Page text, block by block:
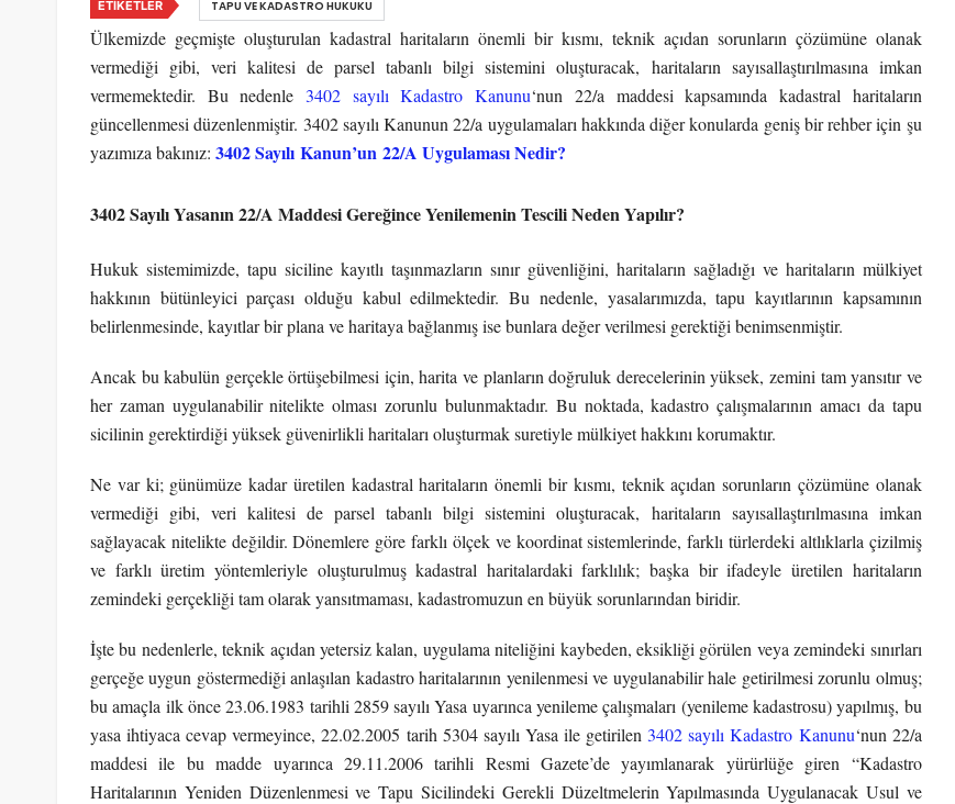
Ülkemizde geçmişte oluşturulan kadastral haritaların önemli bir kısmı, teknik açıdan sorunların çözümüne olanak
vermediği gibi, veri kalitesi de parsel tabanlı bilgi sistemini oluşturacak, haritaların sayısallaştırılmasına imkan
vermemektedir. Bu nedenle 3402 sayılı Kadastro Kanunu‘nun 22/a maddesi kapsamında kadastral haritaların
güncellenmesi düzenlenmiştir. 3402 sayılı Kanunun 22/a uygulamaları hakkında diğer konularda geniş bir rehber için şu
yazımıza bakınız: 3402 Sayılı Kanun’un 22/A Uygulaması Nedir?
3402 Sayılı Yasanın 22/A Maddesi Gereğince Yenilemenin Tescili Neden Yapılır?
Hukuk sistemimizde, tapu siciline kayıtlı taşınmazların sınır güvenliğini, haritaların sağladığı ve haritaların mülkiyet
hakkının bütünleyici parçası olduğu kabul edilmektedir. Bu nedenle, yasalarımızda, tapu kayıtlarının kapsamının
belirlenmesinde, kayıtlar bir plana ve haritaya bağlanmış ise bunlara değer verilmesi gerektiği benimsenmiştir.
Ancak bu kabulün gerçekle örtüşebilmesi için, harita ve planların doğruluk derecelerinin yüksek, zemini tam yansıtır ve
her zaman uygulanabilir nitelikte olması zorunlu bulunmaktadır. Bu noktada, kadastro çalışmalarının amacı da tapu
sicilinin gerektirdiği yüksek güvenirlikli haritaları oluşturmak suretiyle mülkiyet hakkını korumaktır.
Ne var ki; günümüze kadar üretilen kadastral haritaların önemli bir kısmı, teknik açıdan sorunların çözümüne olanak
vermediği gibi, veri kalitesi de parsel tabanlı bilgi sistemini oluşturacak, haritaların sayısallaştırılmasına imkan
sağlayacak nitelikte değildir. Dönemlere göre farklı ölçek ve koordinat sistemlerinde, farklı türlerdeki altlıklarla çizilmiş
ve farklı üretim yöntemleriyle oluşturulmuş kadastral haritalardaki farklılık; başka bir ifadeyle üretilen haritaların
zemindeki gerçekliği tam olarak yansıtmaması, kadastromuzun en büyük sorunlarından biridir.
İşte bu nedenlerle, teknik açıdan yetersiz kalan, uygulama niteliğini kaybeden, eksikliği görülen veya zemindeki sınırları
gerçeğe uygun göstermediği anlaşılan kadastro haritalarının yenilenmesi ve uygulanabilir hale getirilmesi zorunlu olmuş;
bu amaçla ilk önce 23.06.1983 tarihli 2859 sayılı Yasa uyarınca yenileme çalışmaları (yenileme kadastrosu) yapılmış, bu
yasa ihtiyaca cevap vermeyince, 22.02.2005 tarih 5304 sayılı Yasa ile getirilen 3402 sayılı Kadastro Kanunu‘nun 22/a
maddesi ile bu madde uyarınca 29.11.2006 tarihli Resmi Gazete’de yayımlanarak yürürlüğe giren “Kadastro
Haritalarının Yeniden Düzenlenmesi ve Tapu Sicilindeki Gerekli Düzeltmelerin Yapılmasında Uygulanacak Usul ve
ETIKETLER TAPU VE KADASTRO HUKUKU